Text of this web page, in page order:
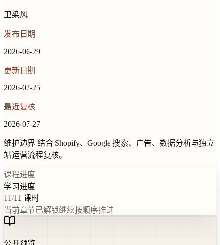
卫染风
发布日期
2026-06-29
更新日期
2026-07-25
最近复核
2026-07-27
维护边界 结合 Shopify、Google 搜索、广告、数据分析与独立
站运营流程复核。
课程进度
学习进度
11/11 课时
当前章节已解锁继续按顺序推进
公开预览